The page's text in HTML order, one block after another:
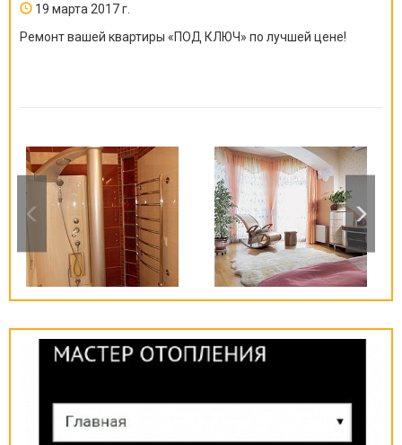
19 марта 2017 г.
Ремонт вашей квартиры «ПОД КЛЮЧ» по лучшей цене!